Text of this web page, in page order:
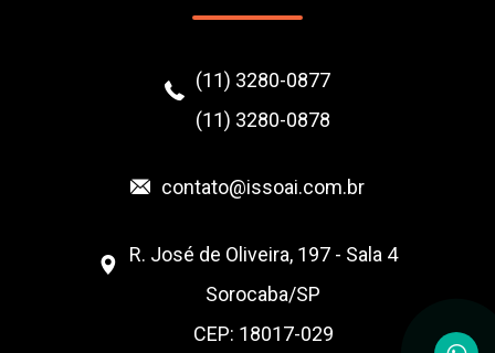
(11) 3280-0877
(11) 3280-0878
contato@issoai.com.br
R. José de Oliveira, 197 - Sala 4
Sorocaba/SP
CEP: 18017-029